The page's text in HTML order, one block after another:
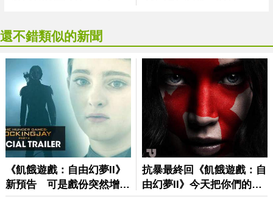
還不錯類似的新聞